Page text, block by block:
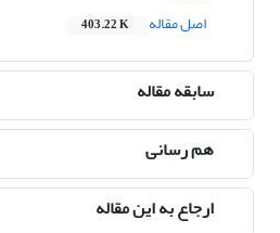
اصل مقاله
403.22 K
سابقه مقاله
هم رسانی
ارجاع به این مقاله